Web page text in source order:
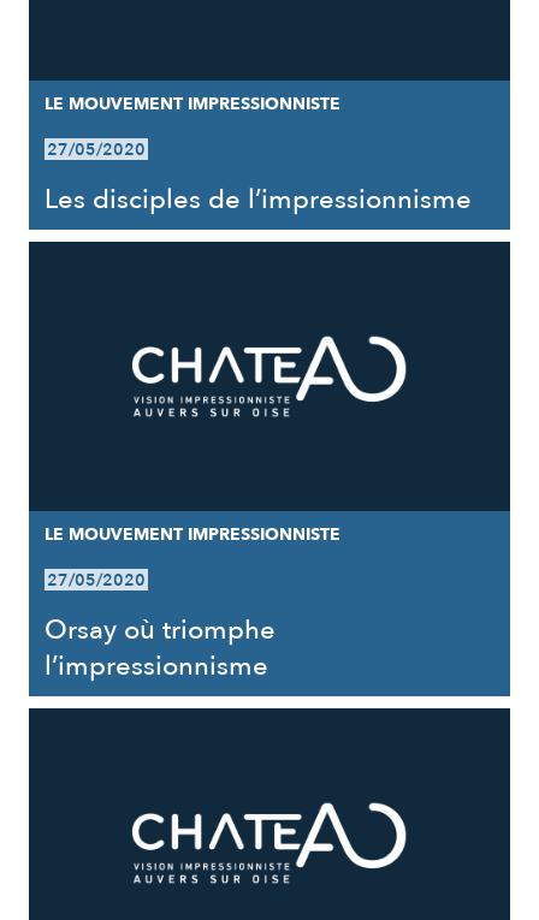
LE MOUVEMENT IMPRESSIONNISTE
27/05/2020
Les disciples de l’impressionnisme
LE MOUVEMENT IMPRESSIONNISTE
27/05/2020
Orsay où triomphe
l’impressionnisme